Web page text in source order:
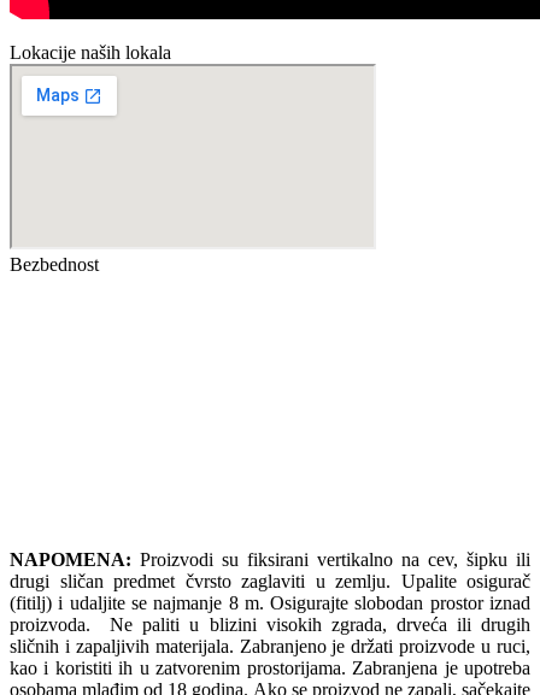
Lokacije naših lokala
Bezbednost
NAPOMENA: Proizvodi su fiksirani vertikalno na cev, šipku ili
drugi sličan predmet čvrsto zaglaviti u zemlju. Upalite osigurač
(fitilj) i udaljite se najmanje 8 m. Osigurajte slobodan prostor iznad
proizvoda. Ne paliti u blizini visokih zgrada, drveća ili drugih
sličnih i zapaljivih materijala. Zabranjeno je držati proizvode u ruci,
kao i koristiti ih u zatvorenim prostorijama. Zabranjena je upotreba
osobama mlađim od 18 godina. Ako se proizvod ne zapali, sačekajte